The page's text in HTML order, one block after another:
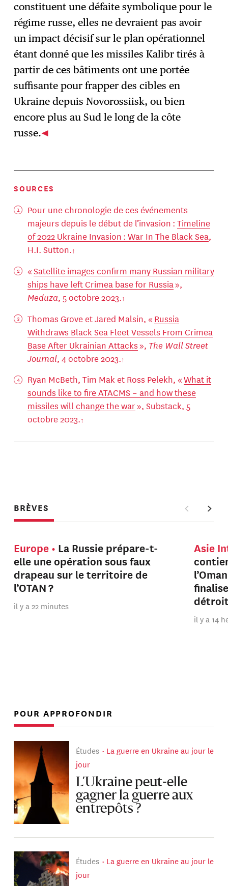
constituent une défaite symbolique pour le
régime russe, elles ne devraient pas avoir
un impact décisif sur le plan opérationnel
étant donné que les missiles Kalibr tirés à
partir de ces bâtiments ont une portée
suffisante pour frapper des cibles en
Ukraine depuis Novorossiisk, ou bien
encore plus au Sud le long de la côte
russe.
SOURCES
Pour une chronologie de ces événements
majeurs depuis le début de l’invasion : Timeline
of 2022 Ukraine Invasion : War In The Black Sea,
H.I. Sutton.
«Satellite images confirm many Russian military
ships have left Crimea base for Russia»,
Meduza, 5 octobre 2023.
Thomas Grove et Jared Malsin, « Russia
Withdraws Black Sea Fleet Vessels From Crimea
Base After Ukrainian Attacks», The Wall Street
Journal, 4 octobre 2023.
Ryan McBeth, Tim Mak et Ross Pelekh, «What it
sounds like to fire ATACMS – and how these
missiles will change the war», Substack, 5
octobre 2023.
BRÈVES
Europe
La Russie prépare-t-
elle une opération sous faux
drapeau sur le territoire de
l’OTAN ?
il y a 22 minutes
Asie
il y a 14
POUR APPROFONDIR
Études
La guerre en Ukraine au jour le
jour
L’Ukraine peut-elle
gagner la guerre aux
entrepôts ?
Études
La guerre en Ukraine au jour le
jour